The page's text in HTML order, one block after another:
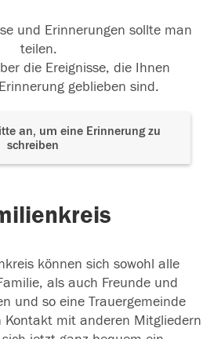
und Erinnerungen sollte man
teilen.
die Ereignisse, die Ihnen
geblieben sind.
an, um eine Erinnerung zu
schreiben
können sich sowohl alle
als auch Freunde und
und so eine Trauergemeinde
Kontakt mit anderen Mitgliedern